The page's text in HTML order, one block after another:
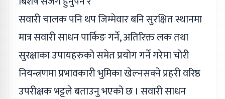
सवारी चालक पनि थप जिम्मेवार बनि सुरक्षित स्थानमा
मात्र सवारी साधन पार्किङ गर्ने, अतिरिक्त लक तथा
सुरक्षाका उपायहरुको समेत प्रयोग गर्ने गरेमा चोरी
नियन्त्रणमा प्रभावकारी भुमिका खेल्नसक्ने प्रहरी वरिष्ठ
उपरीक्षक भट्टले बताउनु भएको छ । सवारी साधन